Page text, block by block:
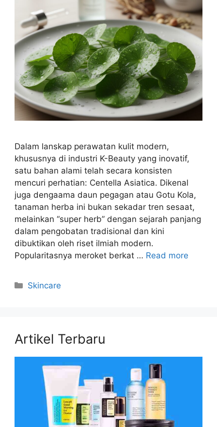
Dalam lanskap perawatan kulit modern,
khususnya di industri K-Beauty yang inovatif,
satu bahan alami telah secara konsisten
mencuri perhatian: Centella Asiatica. Dikenal
juga dengaama daun pegagan atau Gotu Kola,
tanaman herba ini bukan sekadar tren sesaat,
melainkan “super herb” dengan sejarah panjang
dalam pengobatan tradisional dan kini
dibuktikan oleh riset ilmiah modern.
Popularitasnya meroket berkat … Read more
Kategori
Skincare
Artikel Terbaru